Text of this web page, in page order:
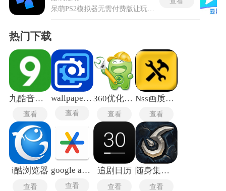
热门下载
九酷音乐网
查看
wallpaper engine
查看
360优化大师
查看
Nss画质助手安卓版
查看
i酷浏览器
查看
google authenticator
查看
追剧日历
查看
随身集合石安卓版
查看